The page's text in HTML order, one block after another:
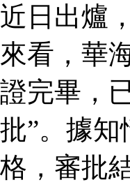
近日出爐
來看，華
證完畢，
批”。據
格，審批